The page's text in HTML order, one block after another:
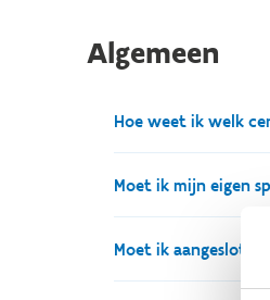
Algemeen
Hoe weet ik welk
Elk centrum heeft
Moet ik mijn eigen
Dat is niet meteen
Moet ik